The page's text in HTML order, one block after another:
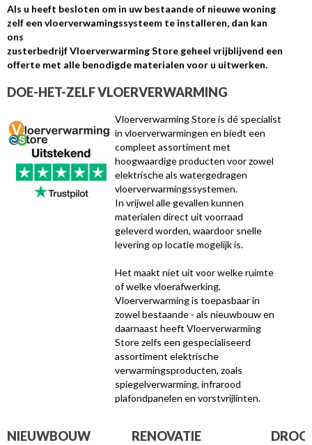
Als u heeft besloten om in uw bestaande of nieuwe woning
zelf een vloerverwamingssysteem te installeren, dan kan
ons
zusterbedrijf Vloerverwarming Store geheel vrijblijvend een
offerte met alle benodigde materialen voor u uitwerken.
DOE-HET-ZELF VLOERVERWARMING
Vloerverwarming Store is dé specialist
in vloerverwarmingen en biedt een
compleet assortiment met
hoogwaardige producten voor zowel
elektrische als watergedragen
vloerverwarmingssystemen.
In vrijwel alle gevallen kunnen
materialen direct uit voorraad
geleverd worden, waardoor snelle
levering op locatie mogelijk is.
Het maakt niet uit voor welke ruimte
of welke vloerafwerking.
Vloerverwarming is toepasbaar in
zowel bestaande - als nieuwbouw en
daarnaast heeft Vloerverwarming
Store zelfs een gespecialiseerd
assortiment elektrische
verwarmingsproducten, zoals
spiegelverwarming, infrarood
plafondpanelen en vorstvrijlinten.
NIEUWBOUW RENOVATIE